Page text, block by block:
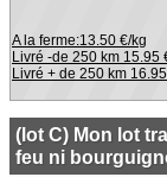
A la ferme:13.50 €/kg
Livré -de 250 km 15.95
Livré + de 250 km
(lot C) Mon lot
feu ni